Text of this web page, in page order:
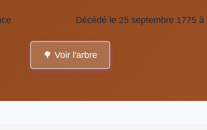
Décédé le 25 septembre 1775
🌳 Voir l'arbre